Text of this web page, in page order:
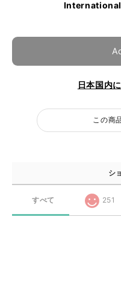
日本国内
この商
シ
すべて 251